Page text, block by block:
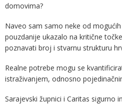
domovima?
Naveo sam samo neke od
pouzdanije ukazalo na kritične
poznavati broj i stvarnu strukturu
Realne potrebe mogu se
istraživanjem, odnosno
Sarajevski župnici i Caritas sigurno